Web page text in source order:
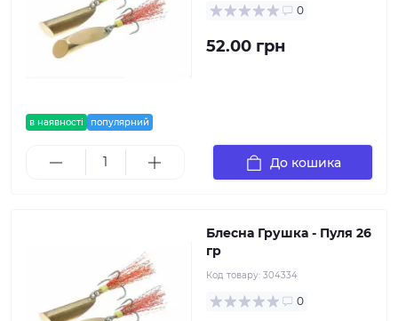
в наявності популярний
0
52.00 грн
До кошика
Блесна Грушка - Пуля 26
гр
Код товару: 304334
0